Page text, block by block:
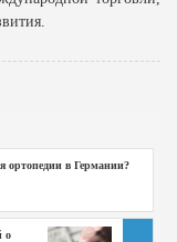
в Германии?
о